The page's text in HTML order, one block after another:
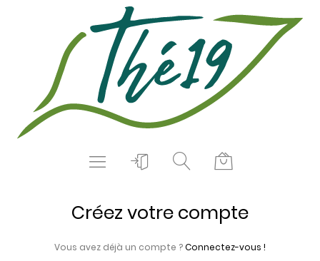
Créez votre compte
Vous avez déjà un compte ?Connectez-vous !